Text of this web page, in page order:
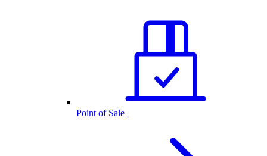
Point of Sale